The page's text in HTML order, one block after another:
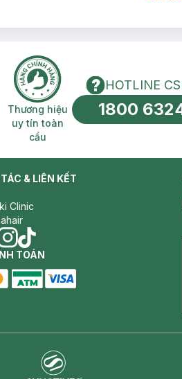
Thương hiệu uy tín toàn
Thương hiệu
uy tín toàn
cầu
HOTLINE
1800
& LIÊN KẾT
Clinic
tiktok
TOÁN